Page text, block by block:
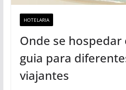
HOTELARIA
Onde se hospedar
guia para
viajantes